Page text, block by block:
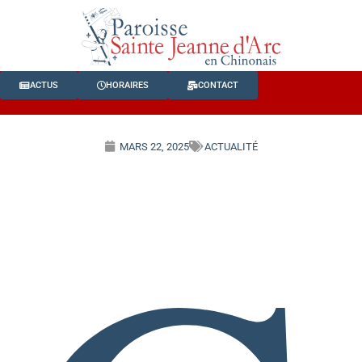
ACTUS HORAIRES CONTACT
MARS 22, 2025 ACTUALITÉ